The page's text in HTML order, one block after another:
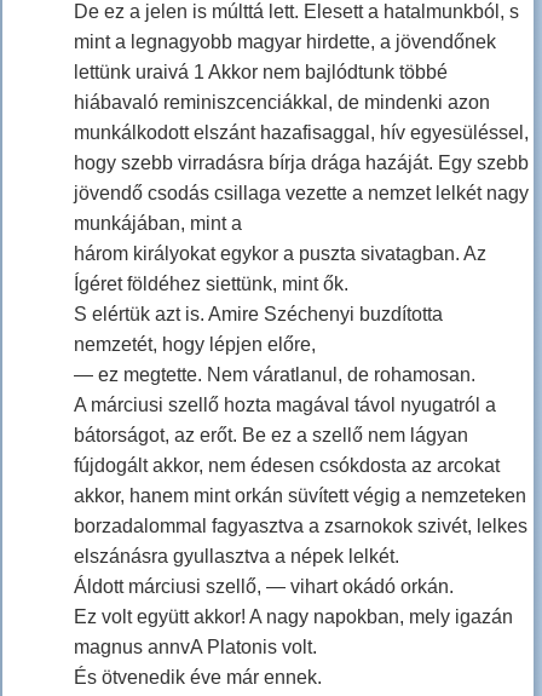
De ez a jelen is múlttá lett. Elesett a hatalmunkból, s
mint a legnagyobb magyar hirdette, a jövendőnek
lettünk uraivá 1 Akkor nem bajlódtunk többé
hiábavaló reminiszcenciákkal, de mindenki azon
munkálkodott elszánt hazafisaggal, hív egyesüléssel,
hogy szebb virradásra bírja drága hazáját. Egy szebb
jövendő csodás csillaga vezette a nemzet lelkét nagy
munkájában, mint a
három királyokat egykor a puszta sivatagban. Az
Ígéret földéhez siettünk, mint ők.
S elértük azt is. Amire Széchenyi buzdította
nemzetét, hogy lépjen előre,
— ez megtette. Nem váratlanul, de rohamosan.
A márciusi szellő hozta magával távol nyugatról a
bátorságot, az erőt. Be ez a szellő nem lágyan
fújdogált akkor, nem édesen csókdosta az arcokat
akkor, hanem mint orkán süvített végig a nemzeteken
borzadalommal fagyasztva a zsarnokok szivét, lelkes
elszánásra gyullasztva a népek lelkét.
Áldott márciusi szellő, — vihart okádó orkán.
Ez volt együtt akkor! A nagy napokban, mely igazán
magnus annvA Platonis volt.
És ötvenedik éve már ennek.